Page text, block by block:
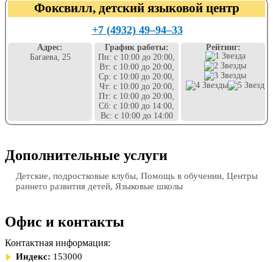
Фоксвилл, детский языковой центр
+7 (4932) 49‒94‒33
Адрес:
Багаева, 25
График работы:
Пн: с 10:00 до 20:00,
Вт: с 10:00 до 20:00,
Ср: с 10:00 до 20:00,
Чт: с 10:00 до 20:00,
Пт: с 10:00 до 20:00,
Сб: с 10:00 до 14:00,
Вс: с 10:00 до 14:00
Рейтинг:
Дополнительные услуги
Детские, подростковые клубы, Помощь в обучении, Центры
раннего развития детей, Языковые школы
Офис и контакты
Контактная информация:
Индекс: 153000